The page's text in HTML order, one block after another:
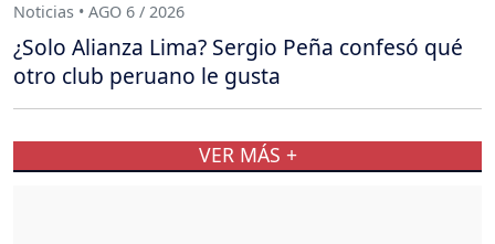
Noticias • AGO 6 / 2026
¿Solo Alianza Lima? Sergio Peña confesó qué
otro club peruano le gusta
VER MÁS +